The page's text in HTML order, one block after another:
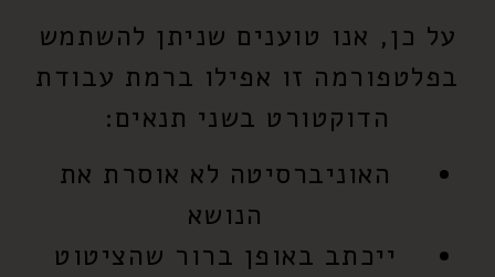
על כן, אנו טוענים שניתן להשתמש
בפלטפורמה זו אפילו ברמת עבודת
הדוקטורט בשני תנאים:
האוניברסיטה לא אוסרת את
הנושא
ייכתב באופן ברור שהציטוט